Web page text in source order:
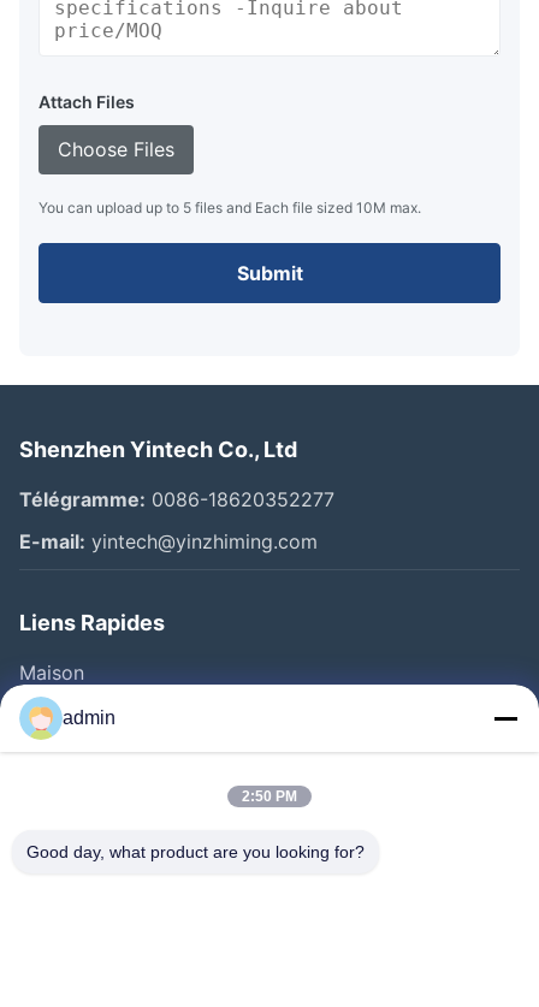
Attach Files
Choose Files
You can upload up to 5 files and Each file sized 10M max.
Submit
Shenzhen Yintech Co., Ltd
Télégramme: 0086-18620352277
E-mail: yintech@yinzhiming.com
Liens Rapides
Maison
Produits
Vidéos
Visite D'usine
admin
2:50 PM
Good day, what product are you looking for?